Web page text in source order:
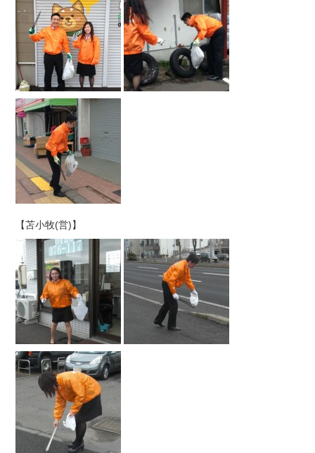
【苫小牧(営)】